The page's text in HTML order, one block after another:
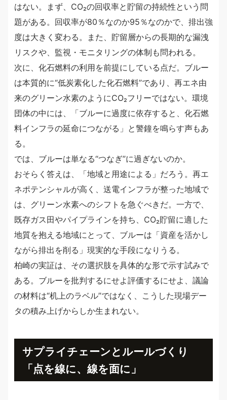
はない。まず、CO₂の回収率と貯留の持続性という問
題がある。回収率が80％なのか95％なのかで、排出強
度は大きく変わる。また、貯留層からの長期的な漏洩
リスクや、監視・モニタリングの体制も問われる。
次に、化石燃料の利用を前提にしている点だ。ブルー
は本質的に“低炭素化した化石燃料”であり、再エネ由
来のグリーン水素のようにCO₂フリーではない。環境
団体の中には、「ブルーに過度に依存すると、化石燃
料インフラの延命につながる」と警鐘を鳴らす声もあ
る。
では、ブルーは単なる“つなぎ”に過ぎないのか。
おそらく答えは、「地域と用途による」だろう。再エ
ネポテンシャルが高く、送電インフラが整った地域で
は、グリーン水素へのシフトを急ぐべきだ。一方で、
既存ガス田やパイプラインを持ち、CO₂貯留に適した
地質を抱える地域にとって、ブルーは「資産を活かし
ながら排出を削る」現実的な手段になりうる。
柏崎の実証は、その選択肢を具体的な形で示す試みで
ある。ブルーを批判するにせよ評価するにせよ、議論
の材料は“机上のラベル”ではなく、こうした現場デー
タの積み上げからしか生まれない。
サプライチェーンとルールづくり
「点を線に、線を面に」